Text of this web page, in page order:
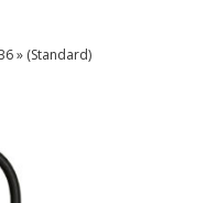
» (Standard)